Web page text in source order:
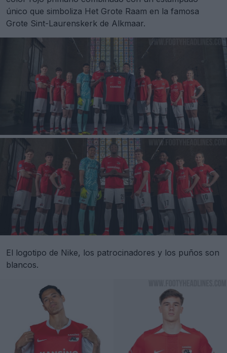
único que simboliza Het Grote Raam en la famosa
Grote Sint-Laurenskerk de Alkmaar.
El logotipo de Nike, los patrocinadores y los puños son
blancos.